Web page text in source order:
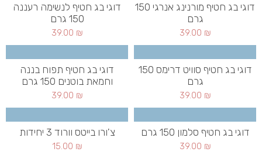
דוגי בג חטיף מורנינג אנרגי 150
גרם
39.00 ₪
דוגי בג חטיף לנשימה רעננה
150 גרם
39.00 ₪
דוגי בג חטיף סוויט דרימס 150
גרם
39.00 ₪
דוגי בג חטיף תפוח בננה
וחמאת בוטנים 150 גרם
39.00 ₪
דוגי בג חטיף סלמון 150 גרם
39.00 ₪
צ'ורו בייטס וורוד 3 יחידות
15.00 ₪